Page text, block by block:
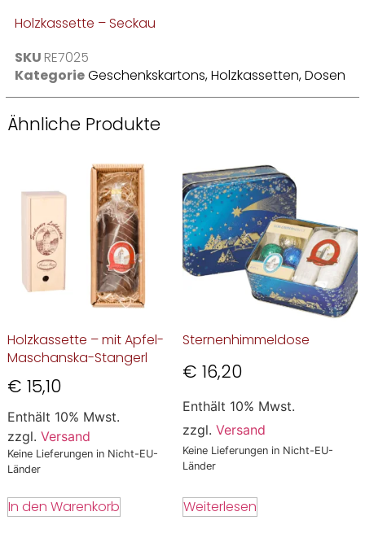
Holzkassette – Seckau
SKU RE7025
KategorieGeschenkskartons, Holzkassetten, Dosen
Ähnliche Produkte
Holzkassette – mit Apfel-
Maschanska-Stangerl
€ 15,10
Enthält 10% Mwst.
zzgl. Versand
Keine Lieferungen in Nicht-EU-
Länder
In den Warenkorb
Sternenhimmeldose
€ 16,20
Enthält 10% Mwst.
zzgl. Versand
Keine Lieferungen in Nicht-EU-
Länder
Weiterlesen